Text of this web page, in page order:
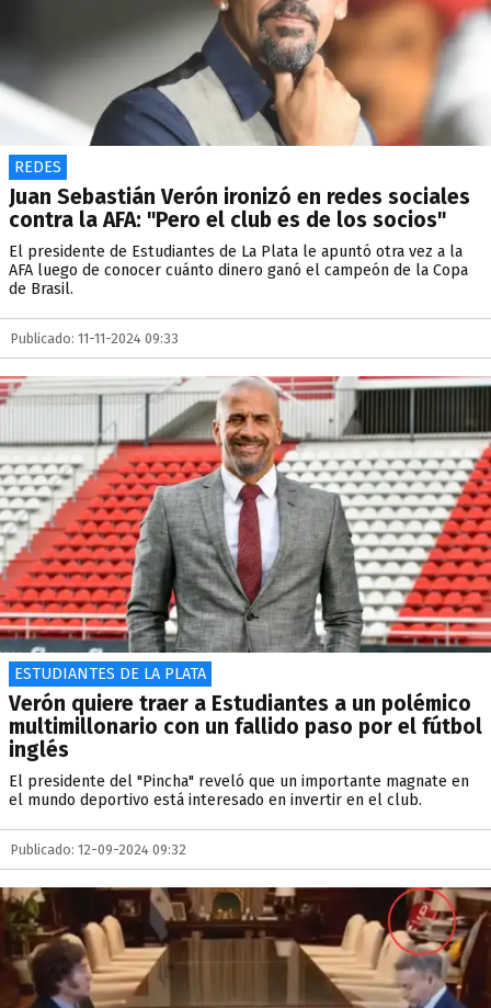
REDES
Juan Sebastián Verón ironizó en redes sociales
contra la AFA: "Pero el club es de los socios"
El presidente de Estudiantes de La Plata le apuntó otra vez a la
AFA luego de conocer cuánto dinero ganó el campeón de la Copa
de Brasil.
Publicado: 11-11-2024 09:33
ESTUDIANTES DE LA PLATA
Verón quiere traer a Estudiantes a un polémico
multimillonario con un fallido paso por el fútbol
inglés
El presidente del "Pincha" reveló que un importante magnate en
el mundo deportivo está interesado en invertir en el club.
Publicado: 12-09-2024 09:32